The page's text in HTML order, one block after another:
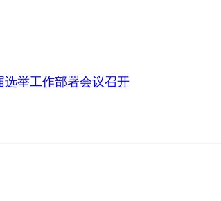
举工作部署会议召开